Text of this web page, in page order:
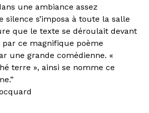
une ambiance assez
silence s’imposa à toute la salle
que le texte se déroulait devant
ce magnifique poème
une grande comédienne. «
terre », ainsi se nomme ce